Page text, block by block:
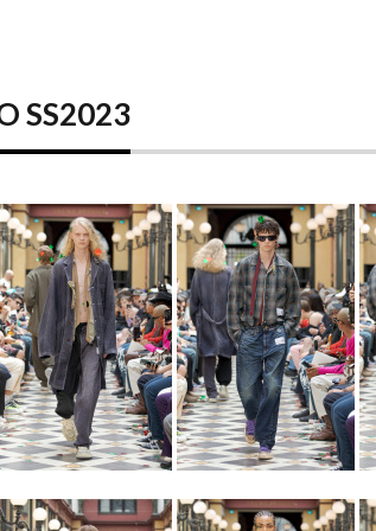
SS2023